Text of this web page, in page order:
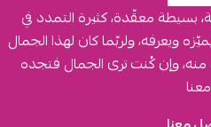
معقّدة، كثيرة التمدد في
ويعرفه، ولربّما كان لهذا الجمال
وإن كُنت ترى الجمال فتجده
معنا